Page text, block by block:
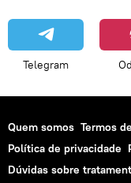
Telegram
Quem somos Termos
Política de privacidade
Dúvidas sobre